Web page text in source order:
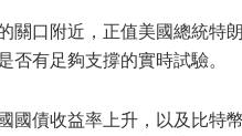
關口附近，正值美國總統特
否有足夠支撐的實時試驗。
國債收益率上升，以及比特